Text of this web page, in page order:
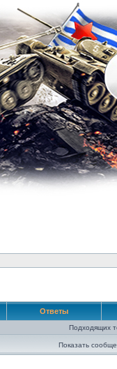
Ответы
Подходящих
Показать